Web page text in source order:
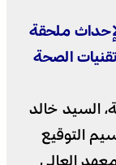
ملحقة
الصحة
السيد خالد
التوقيع
العالي